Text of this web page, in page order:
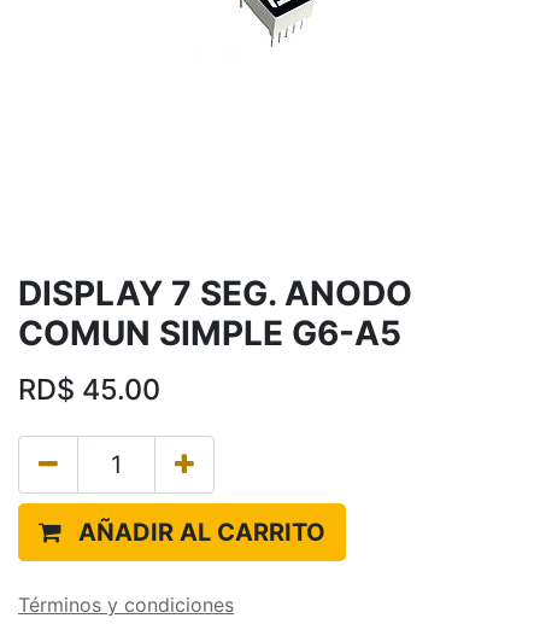
DISPLAY 7 SEG. ANODO
COMUN SIMPLE G6-A5
RD$ 45.00
AÑADIR AL CARRITO
Términos y condiciones